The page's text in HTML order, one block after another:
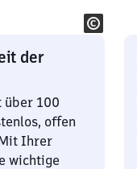
der
über 100
offen
Ihrer
wichtige